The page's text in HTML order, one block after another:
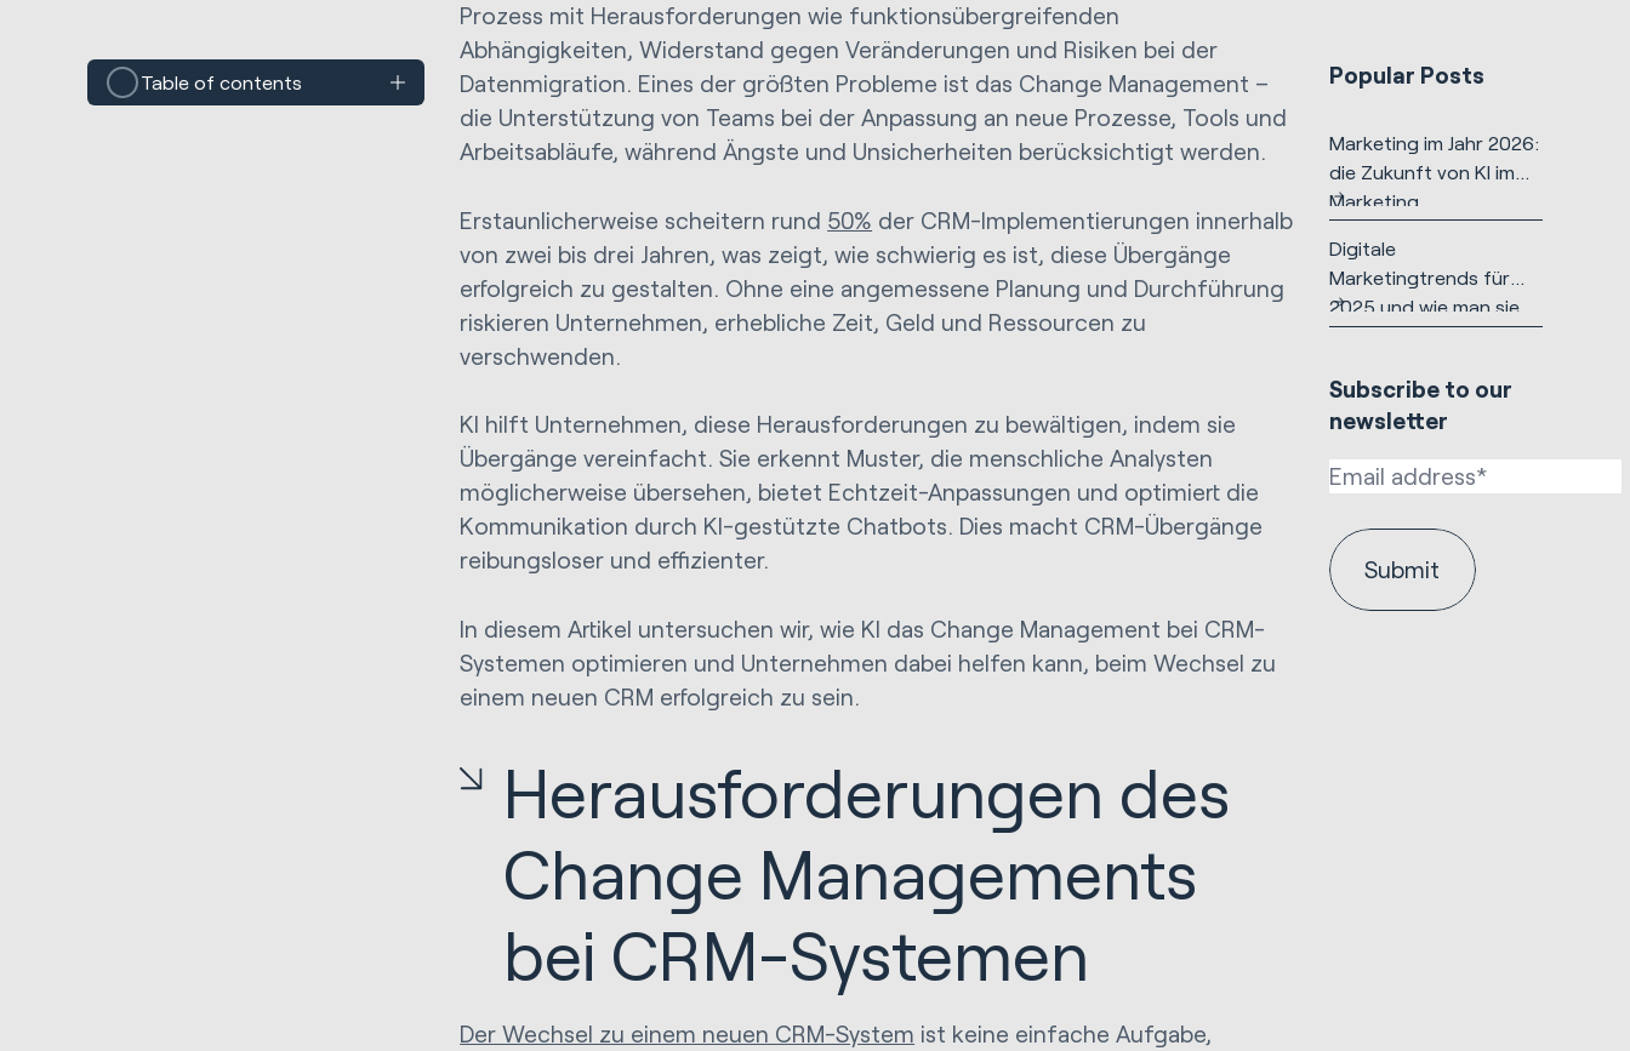
Table of contents
Prozess mit Herausforderungen wie funktionsübergreifenden
Abhängigkeiten, Widerstand gegen Veränderungen und Risiken bei der
Datenmigration. Eines der größten Probleme ist das Change Management –
die Unterstützung von Teams bei der Anpassung an neue Prozesse, Tools und
Arbeitsabläufe, während Ängste und Unsicherheiten berücksichtigt werden.
Erstaunlicherweise scheitern rund 50% der CRM-Implementierungen innerhalb
von zwei bis drei Jahren, was zeigt, wie schwierig es ist, diese Übergänge
erfolgreich zu gestalten. Ohne eine angemessene Planung und Durchführung
riskieren Unternehmen, erhebliche Zeit, Geld und Ressourcen zu
verschwenden.
KI hilft Unternehmen, diese Herausforderungen zu bewältigen, indem sie
Übergänge vereinfacht. Sie erkennt Muster, die menschliche Analysten
möglicherweise übersehen, bietet Echtzeit-Anpassungen und optimiert die
Kommunikation durch KI-gestützte Chatbots. Dies macht CRM-Übergänge
reibungsloser und effizienter.
In diesem Artikel untersuchen wir, wie KI das Change Management bei CRM-
Systemen optimieren und Unternehmen dabei helfen kann, beim Wechsel zu
einem neuen CRM erfolgreich zu sein.
Herausforderungen des
Change Managements
bei CRM-Systemen
Der Wechsel zu einem neuen CRM-System ist keine einfache Aufgabe,
Popular Posts
Marketing im Jahr 2026:
die Zukunft von KI im
Marketing
Digitale
Marketingtrends für
2025 und wie man sie
Subscribe to our
newsletter